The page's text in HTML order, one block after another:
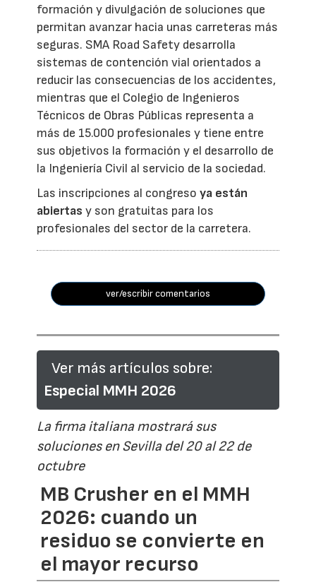
formación y divulgación de soluciones que
permitan avanzar hacia unas carreteras más
seguras. SMA Road Safety desarrolla
sistemas de contención vial orientados a
reducir las consecuencias de los accidentes,
mientras que el Colegio de Ingenieros
Técnicos de Obras Públicas representa a
más de 15.000 profesionales y tiene entre
sus objetivos la formación y el desarrollo de
la Ingeniería Civil al servicio de la sociedad.
Las inscripciones al congresoya están
abiertas y son gratuitas para los
profesionales del sector de la carretera.
ver/escribir comentarios
Ver más artículos sobre:
Especial MMH 2026
La firma italiana mostrará sus
soluciones en Sevilla del 20 al 22 de
octubre
MB Crusher en el MMH
2026: cuando un
residuo se convierte en
el mayor recurso